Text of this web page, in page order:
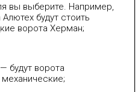
вы выберите. Например,
будут стоить
ворота Херман;
будут ворота